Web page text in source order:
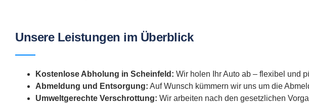
Unsere Leistungen im Überblick
Kostenlose Abholung in Scheinfeld: Wir holen Ihr Auto ab – flexibel und
Abmeldung und Entsorgung: Auf Wunsch kümmern wir uns um die
Umweltgerechte Verschrottung: Wir arbeiten nach den gesetzlichen